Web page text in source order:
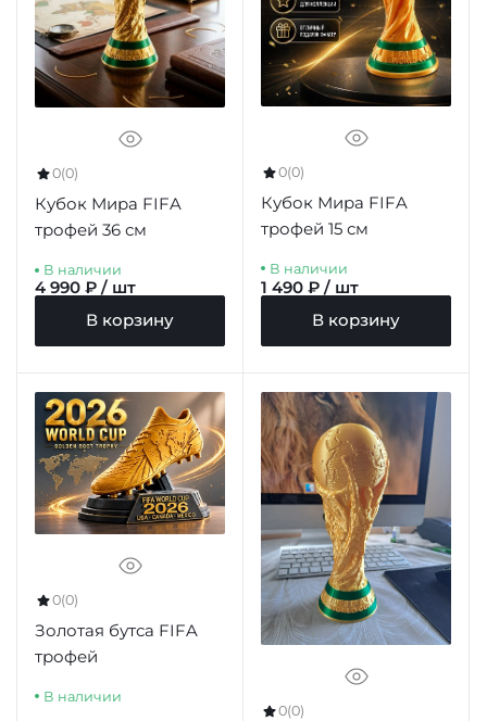
0(0)
Кубок Мира FIFA
трофей 36 см
В наличии
4 990 ₽ / шт
В корзину
0(0)
Кубок Мира FIFA
трофей 15 см
В наличии
1 490 ₽ / шт
В корзину
0(0)
Золотая бутса FIFA
трофей
В наличии
0(0)